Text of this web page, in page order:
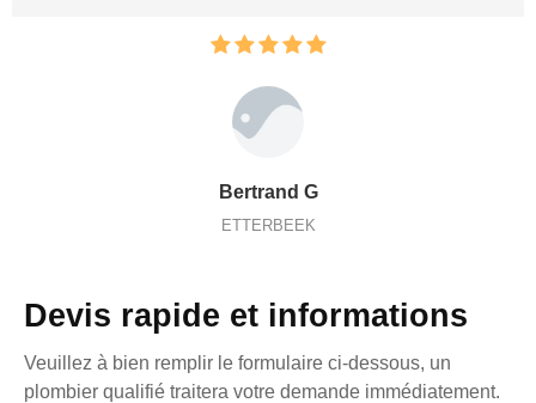
Bertrand G
ETTERBEEK
Devis rapide et informations
Veuillez à bien remplir le formulaire ci-dessous, un
plombier qualifié traitera votre demande immédiatement.